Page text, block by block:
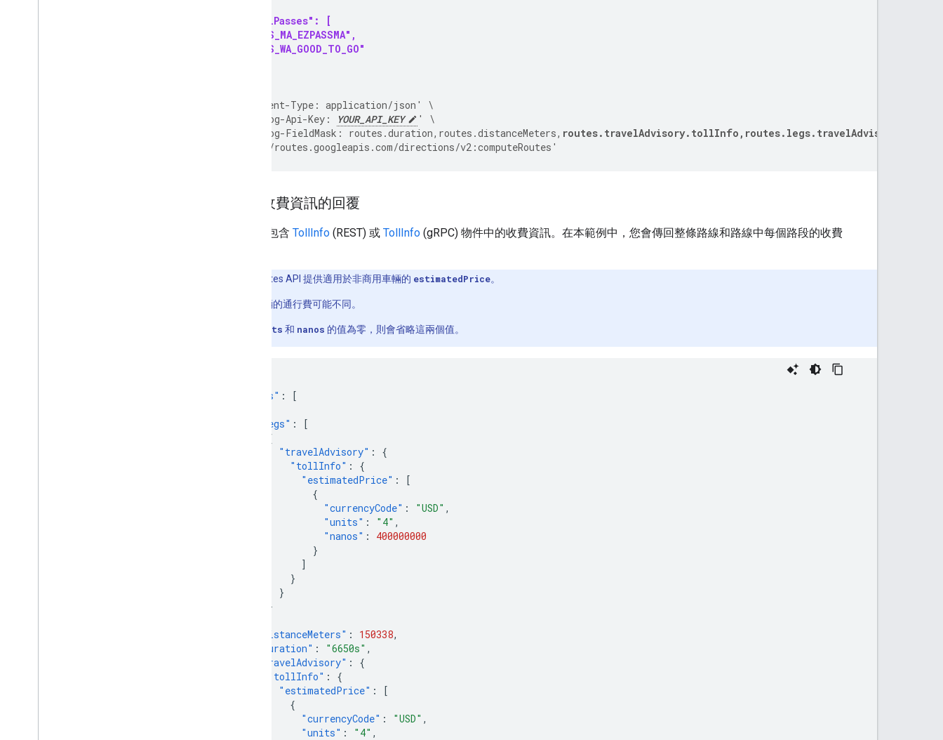
    "tollPasses": [
      "US_MA_EZPASSMA",
      "US_WA_GOOD_TO_GO"
-H 'Content-Type: application/json' \
-H 'X-Goog-Api-Key:
YOUR_API_KEY
' \
-H 'X-Goog-FieldMask: routes.duration,routes.distanceMeters,
'https://routes.googleapis.com/directions/v2:computeRoutes'
包含收費資訊的回覆
回應會包含 TollInfo (REST) 或 TollInfo (gRPC) 物件中的收費資訊。在本範例中，您會傳回整條路線和路線中每個路段的收費
：Routes API 提供適用於非商用車輛的 estimatedPrice。
商用車輛的通行費可能不同。
units 和 nanos 的值為零，則會省略這兩個值。
"routes" :
[
"legs" :
[
{
"travelAdvisory" :
{
"tollInfo" :
{
"estimatedPrice" :
[
{
"currencyCode" : "USD" ,
"units" : "4" ,
"nanos" :
400000000
}
]
}
}
}
"distanceMeters" : 150338,
"duration" : "6650s" ,
"travelAdvisory" :
{
"tollInfo" :
{
"estimatedPrice" :
[
{
"currencyCode" : "USD" ,
"units" : "4" ,